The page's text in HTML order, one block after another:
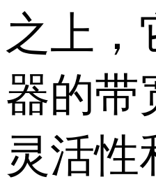
之上，
器的带
灵活性